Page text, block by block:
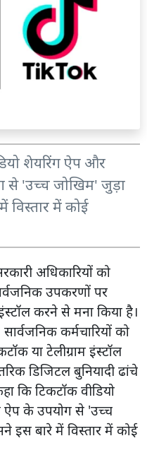
शेयरिंग ऐप और
से 'उच्च जोखिम' जुड़ा
विस्तार में कोई
अधिकारियों को
उपकरणों पर
करने से मना किया है।
कर्मचारियों को
या टेलीग्राम इंस्टॉल
डिजिटल बुनियादी ढांचे
कि टिकटॉक वीडियो
ऐप के उपयोग से 'उच्च
इस बारे में विस्तार में कोई